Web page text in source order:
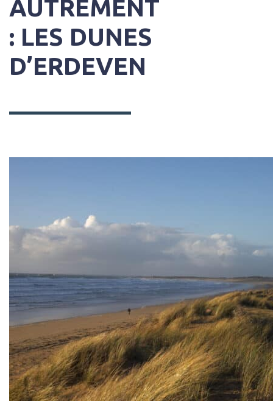
AUTREMENT
: LES DUNES
D’ERDEVEN